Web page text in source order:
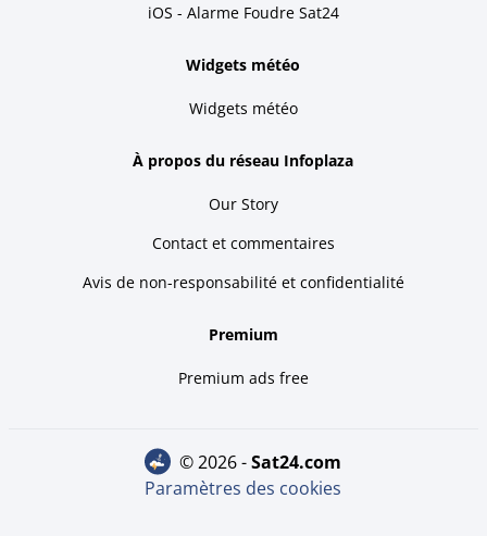
iOS - Alarme Foudre Sat24
Widgets météo
Widgets météo
À propos du réseau Infoplaza
Our Story
Contact et commentaires
Avis de non-responsabilité et confidentialité
Premium
Premium ads free
© 2026 - sat24.com
Paramètres des cookies